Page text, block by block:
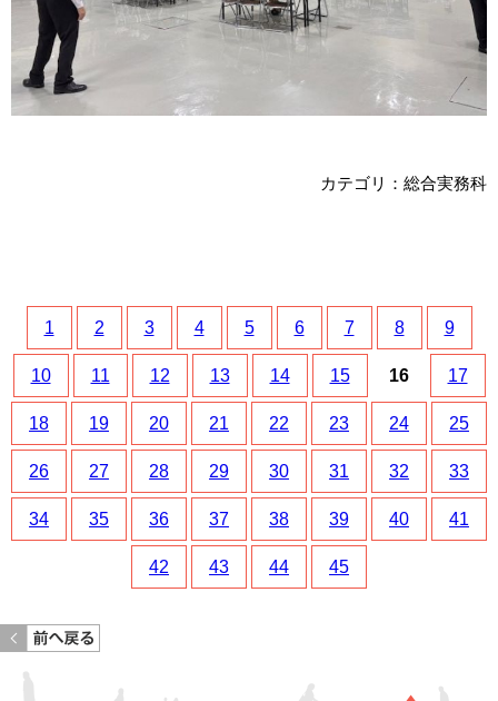
カテゴリ：総合実務科
1 2 3 4 5 6 7 8 9
10 11 12 13 14 15 16 17
18 19 20 21 22 23 24 25
26 27 28 29 30 31 32 33
34 35 36 37 38 39 40 41
42 43 44 45